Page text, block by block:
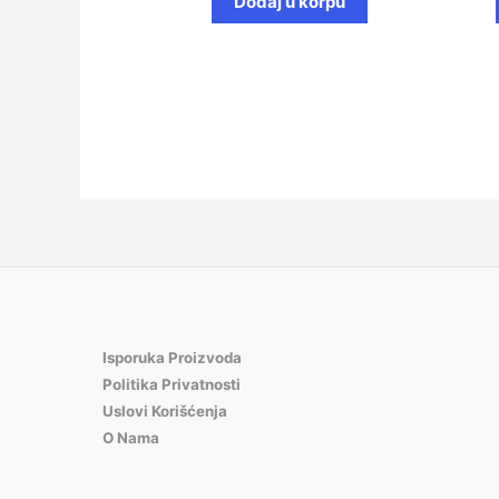
Isporuka Proizvoda
Politika Privatnosti
Uslovi Korišćenja
O Nama